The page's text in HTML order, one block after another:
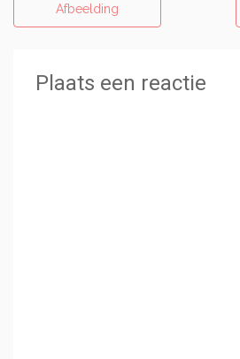
Afbeelding
Plaats een reactie